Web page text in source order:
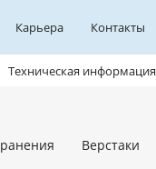
Карьера Контакты
Техническая информация
Верстаки